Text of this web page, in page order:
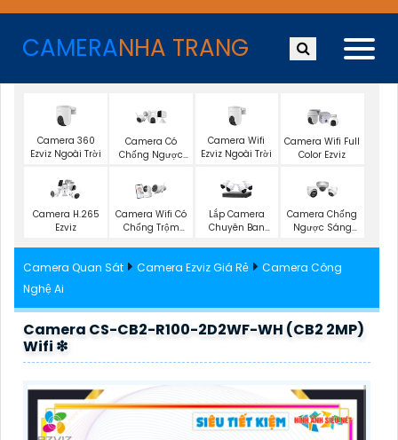
CAMERANHA TRANG
Camera 360
Ezviz Ngoài Trời
Camera Có
Chống Ngược
Camera Wifi
Ezviz Ngoài Trời
Camera Wifi Full
Color Ezviz
Camera H.265
Ezviz
Camera Wifi Có
Chống Trộm
Lắp Camera
Chuyên Ban
Camera Chống
Ngược Sáng
Camera Quan Sát Camera Ezviz Giá Rẻ
Camera Công
Nghệ Ai
Camera CS-CB2-R100-2D2WF-WH (CB2 2MP)
Wifi ❇